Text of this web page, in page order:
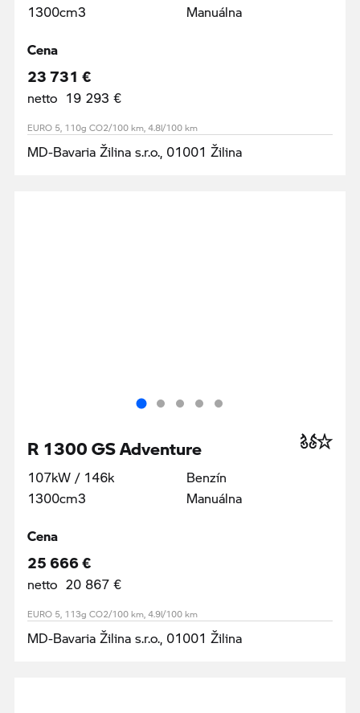
1300cm3
Manuálna
Cena
23 731 €
netto 19 293 €
EURO 5, 110g CO2/100 km, 4.8l/100 km
MD-Bavaria Žilina s.r.o., 01001 Žilina
R 1300 GS Adventure
107kW / 146k
1300cm3
Benzín
Manuálna
Cena
25 666 €
netto 20 867 €
EURO 5, 113g CO2/100 km, 4.9l/100 km
MD-Bavaria Žilina s.r.o., 01001 Žilina